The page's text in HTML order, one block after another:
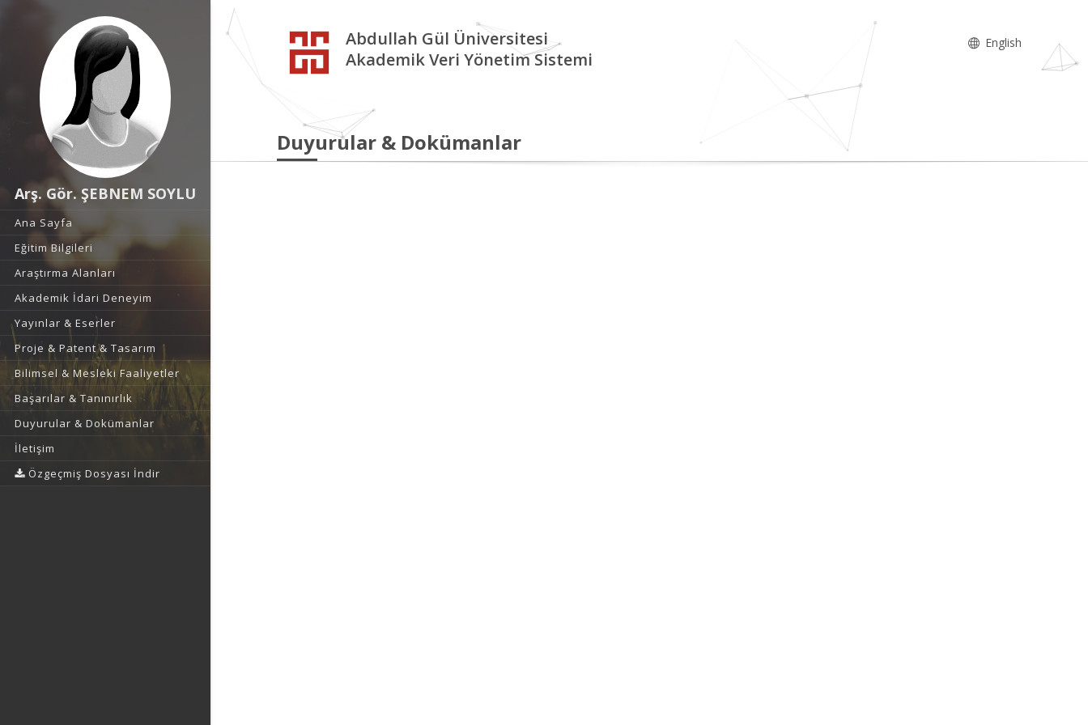
Arş. Gör. ŞEBNEM SOYLU
Ana Sayfa
Eğitim Bilgileri
Araştırma Alanları
Akademik İdari Deneyim
Yayınlar & Eserler
Proje & Patent & Tasarım
Bilimsel & Mesleki Faaliyetler
Başarılar & Tanınırlık
Duyurular & Dokümanlar
İletişim
Özgeçmiş Dosyası İndir
Abdullah Gül Üniversitesi
Akademik Veri Yönetim Sistemi
English
Duyurular & Dokümanlar